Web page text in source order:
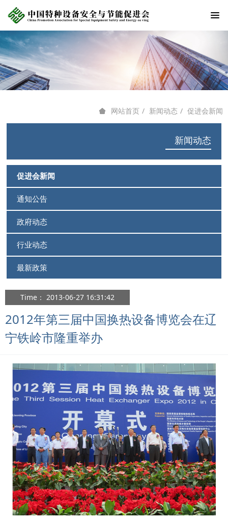
新闻动态
促进会新闻
通知公告
政府动态
行业动态
最新政策
网站首页 新闻动态 促进会新闻
Time： 2013-06-27 16:31:42
2012年第三届中国换热设备博览会在辽
宁铁岭市隆重举办